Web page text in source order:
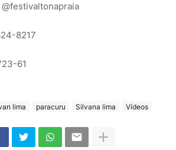
8217
61
lima paracuru Silvana lima Vídeos